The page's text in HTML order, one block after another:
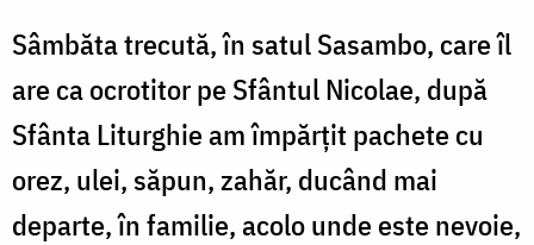
Sâmbăta trecută, în satul Sasambo, care îl
are ca ocrotitor pe Sfântul Nicolae, după
Sfânta Liturghie am împărțit pachete cu
orez, ulei, săpun, zahăr, ducând mai
departe, în familie, acolo unde este nevoie,